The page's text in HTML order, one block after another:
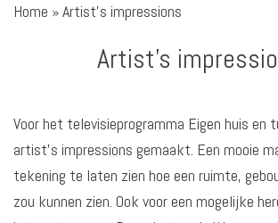
Home »Artist’s impressions
Artist’s
Voor het televisieprogramma Eigen huis en
artist’s impressions gemaakt. Een mooie
tekening te laten zien hoe een ruimte,
zou kunnen zien. Ook voor een mogelijke